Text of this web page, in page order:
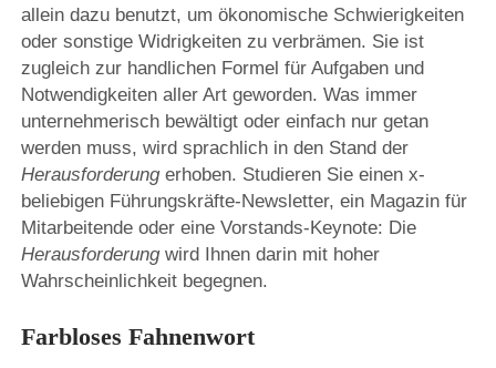
allein dazu benutzt, um ökonomische Schwierigkeiten
oder sonstige Widrigkeiten zu verbrämen. Sie ist
zugleich zur handlichen Formel für Aufgaben und
Notwendigkeiten aller Art geworden. Was immer
unternehmerisch bewältigt oder einfach nur getan
werden muss, wird sprachlich in den Stand der
Herausforderungerhoben. Studieren Sie einen x-
beliebigen Führungskräfte-Newsletter, ein Magazin für
Mitarbeitende oder eine Vorstands-Keynote: Die
Herausforderungwird Ihnen darin mit hoher
Wahrscheinlichkeit begegnen.
Farbloses Fahnenwort